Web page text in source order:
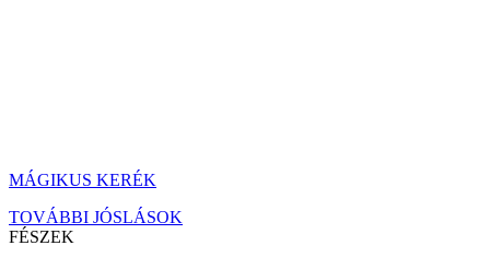
MÁGIKUS KERÉK
TOVÁBBI JÓSLÁSOK
FÉSZEK